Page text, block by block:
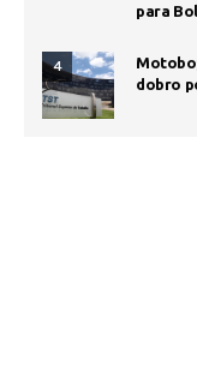
para
4
dobro